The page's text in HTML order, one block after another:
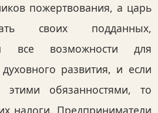
пожертвования, а царь
своих подданных,
все возможности для
развития, и если
этими обязанностями, то
налоги. Предприниматели